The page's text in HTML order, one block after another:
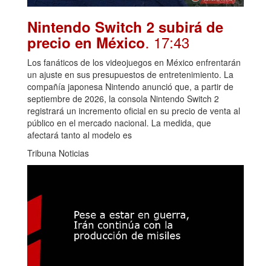
Nintendo Switch 2 subirá de
precio en México. 17:43
Los fanáticos de los videojuegos en México enfrentarán
un ajuste en sus presupuestos de entretenimiento. La
compañía japonesa Nintendo anunció que, a partir de
septiembre de 2026, la consola Nintendo Switch 2
registrará un incremento oficial en su precio de venta al
público en el mercado nacional. La medida, que
afectará tanto al modelo es
Tribuna Noticias